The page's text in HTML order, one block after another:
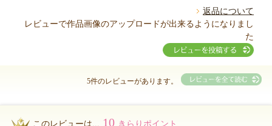
返品について
レビューで作品画像のアップロードが出来るようになりまし
た
5件のレビューがあります。
このレビューは... 10 きらりポイント